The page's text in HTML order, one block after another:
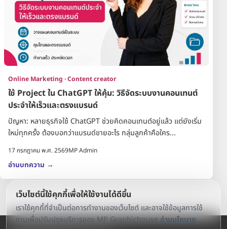
Online Marketing · Content creator
ใช้ Project ใน ChatGPT ให้คุ้ม: วิธีจัดระบบงานคอนเทนต์
ประจำให้เร็วและตรงแบรนด์
ปัญหา: หลายธุรกิจใช้ ChatGPT ช่วยคิดคอนเทนต์อยู่แล้ว แต่ยังเริ่ม
ใหม่ทุกครั้ง ต้องบอกว่าแบรนด์ขายอะไร กลุ่มลูกค้าคือใคร...
17 กรกฎาคม พ.ศ. 2569MP Admin
อ่านบทความ →
เว็บไซต์นี้ใช้คุกกี้เพื่อให้ใช้งานได้ดีขึ้น
เราใช้คุกกี้ที่จำเป็นต่อการทำงานของเว็บไซต์ และอาจใช้ข้อมูลการใช้
งานเพื่อปรับปรุงบริการของ MP Graphichouseอ่านนโยบาย